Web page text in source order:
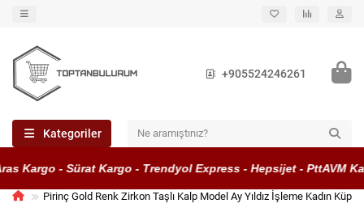
+905524246261
Kategoriler
Kargo - Sürat Kargo - Trendyol Express - Hepsijet - PttAVM
Pirinç Gold Renk Zirkon Taşlı Kalp Model Ay Yıldız İşleme Kadın Küpe